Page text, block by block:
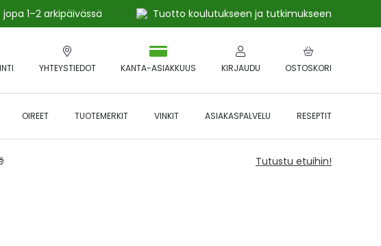
1–2 arkipäivässä
Tuotto koulutukseen ja tutkimukseen
YHTEYSTIEDOT OSTOSKORI
KANTA-ASIAKKUUS KIRJAUDU
OIREET TUOTEMERKIT VINKIT ASIAKASPALVELU RESEPTIT
Tutustu etuihin!